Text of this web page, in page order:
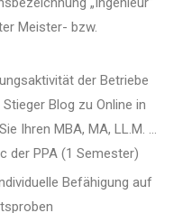
Meister- bzw.
der Betriebe
Blog zu Online in
Ihren MBA, MA, LL.M. …
der PPA (1 Semester)
Befähigung auf